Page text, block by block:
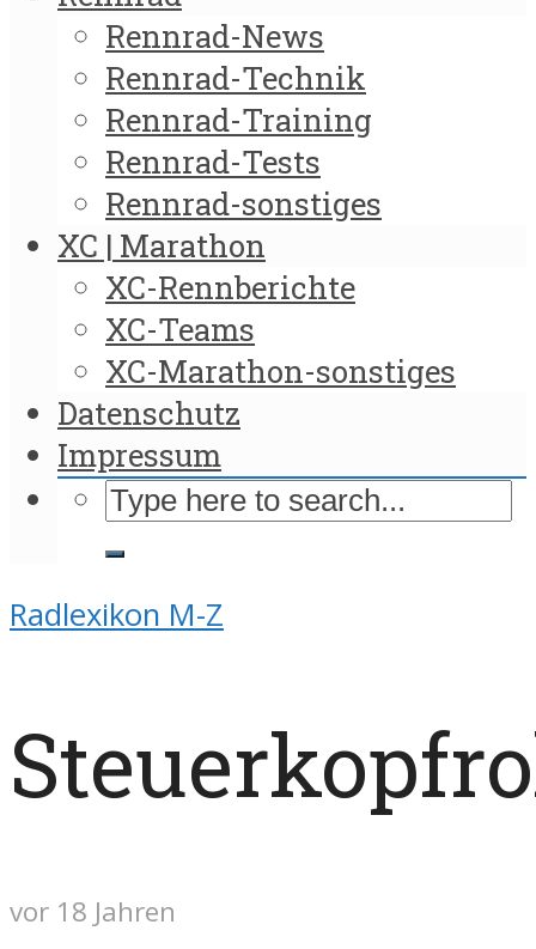
Rennrad-News
Rennrad-Technik
Rennrad-Training
Rennrad-Tests
Rennrad-sonstiges
XC | Marathon
XC-Rennberichte
XC-Teams
XC-Marathon-sonstiges
Datenschutz
Impressum
Radlexikon M-Z
vor 18 Jahren